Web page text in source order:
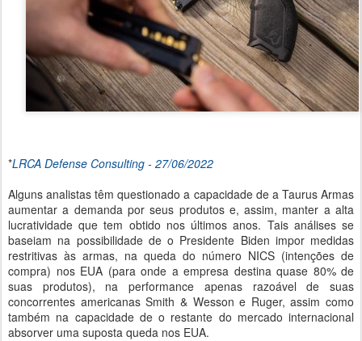
*LRCA Defense Consulting - 27/06/2022
Alguns analistas têm questionado a capacidade de a Taurus Armas
aumentar a demanda por seus produtos e, assim, manter a alta
lucratividade que tem obtido nos últimos anos. Tais análises se
baseiam na possibilidade de o Presidente Biden impor medidas
restritivas às armas, na queda do número NICS (intenções de
compra) nos EUA (para onde a empresa destina quase 80% de
suas produtos), na performance apenas razoável de suas
concorrentes americanas Smith & Wesson e Ruger, assim como
também na capacidade de o restante do mercado internacional
absorver uma suposta queda nos EUA.